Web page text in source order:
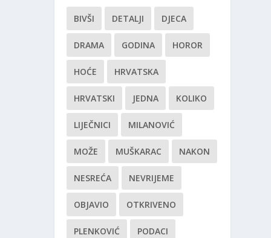
BIVŠI DETALJI DJECA
DRAMA GODINA HOROR
HOĆE HRVATSKA
HRVATSKI JEDNA KOLIKO
LIJEČNICI MILANOVIĆ
MOŽE MUŠKARAC NAKON
NESREĆA NEVRIJEME
OBJAVIO OTKRIVENO
PLENKOVIĆ PODACI